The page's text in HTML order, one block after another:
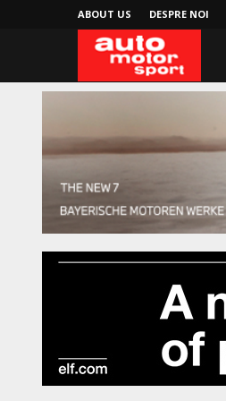
ABOUT US DESPRE NOI